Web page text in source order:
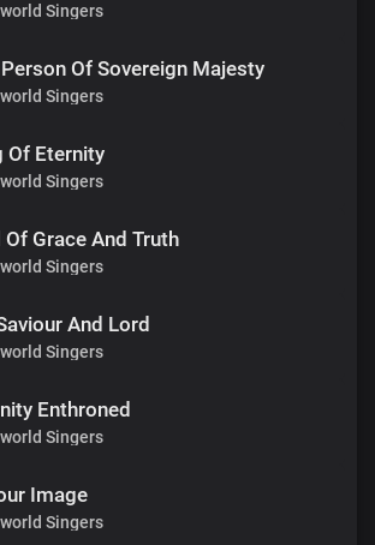
Singers
Of Sovereign Majesty
Singers
Of Eternity
Singers
Of Grace And Truth
Singers
And Lord
Singers
Enthroned
Singers
Image
Singers